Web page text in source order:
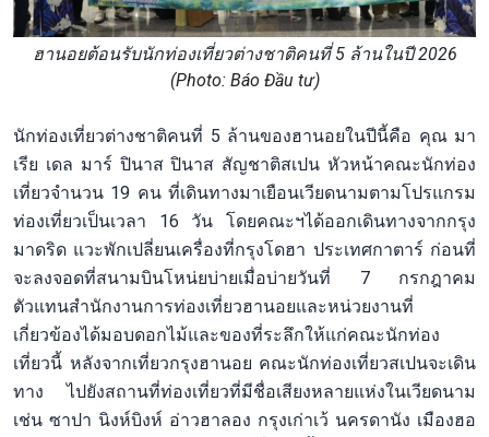
ฮานอยต้อนรับนักท่องเที่ยวต่างชาติคนที่ 5 ล้านในปี 2026
(Photo: Báo Đầu tư)
นักท่องเที่ยวต่างชาติคนที่ 5 ล้านของฮานอยในปีนี้คือ คุณ มา
เรีย เดล มาร์ ปินาส ปินาส สัญชาติสเปน หัวหน้าคณะนักท่อง
เที่ยวจำนวน 19 คน ที่เดินทางมาเยือนเวียดนามตามโปรแกรม
ท่องเที่ยวเป็นเวลา 16 วัน โดยคณะฯได้ออกเดินทางจากกรุง
มาดริด แวะพักเปลี่ยนเครื่องที่กรุงโดฮา ประเทศกาตาร์ ก่อนที่
จะลงจอดที่สนามบินโหน่ยบ่ายเมื่อบ่ายวันที่ 7 กรกฎาคม
ตัวแทนสำนักงานการท่องเที่ยวฮานอยและหน่วยงานที่
เกี่ยวข้องได้มอบดอกไม้และของที่ระลึกให้แก่คณะนักท่อง
เที่ยวนี้ หลังจากเที่ยวกรุงฮานอย คณะนักท่องเที่ยวสเปนจะเดิน
ทาง ไปยังสถานที่ท่องเที่ยวที่มีชื่อเสียงหลายแห่งในเวียดนาม
เช่น ซาปา นิงห์บิงห์ อ่าวฮาลอง กรุงเก่าเว้ นครดานัง เมืองฮอ